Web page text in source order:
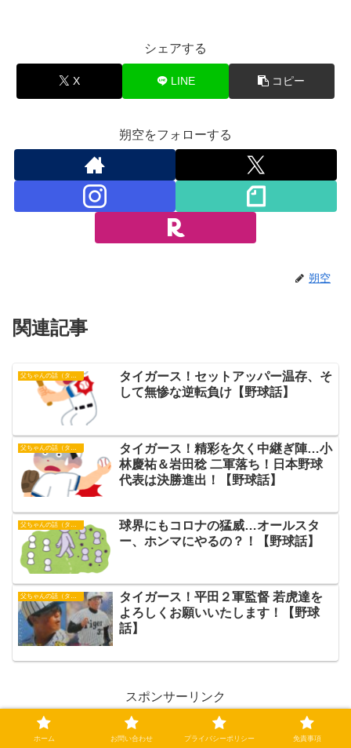
シェアする
X LINE コピー
朔空をフォローする
朔空
関連記事
父ちゃんの話（タイガース）
タイガース！セットアッパー温存、そ
して無惨な逆転負け【野球話】
父ちゃんの話（タイガース）
タイガース！精彩を欠く中継ぎ陣…小
林慶祐＆岩田稔 二軍落ち！日本野球
代表は決勝進出！【野球話】
球界にもコロナの猛威…オールスタ
ー、ホンマにやるの？！【野球話】
父ちゃんの話（タイガース）
タイガース！平田２軍監督 若虎達を
よろしくお願いいたします！【野球
話】
スポンサーリンク
ホーム お問い合わせ プライバシーポリシー 免責事項